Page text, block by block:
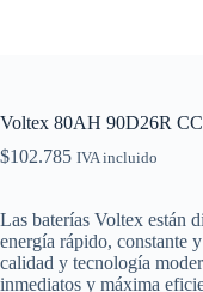
Voltex 80AH 90D26R
$102.785 IVA incluido
Las baterías Voltex están
energía rápido, constante
calidad y tecnología
inmediatos y máxima